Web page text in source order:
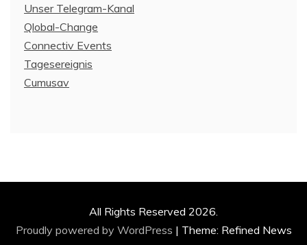
Unser Telegram-Kanal
Qlobal-Change
Connectiv Events
Tagesereignis
Cumusav
All Rights Reserved 2026.
Proudly powered by WordPress | Theme: Refined News